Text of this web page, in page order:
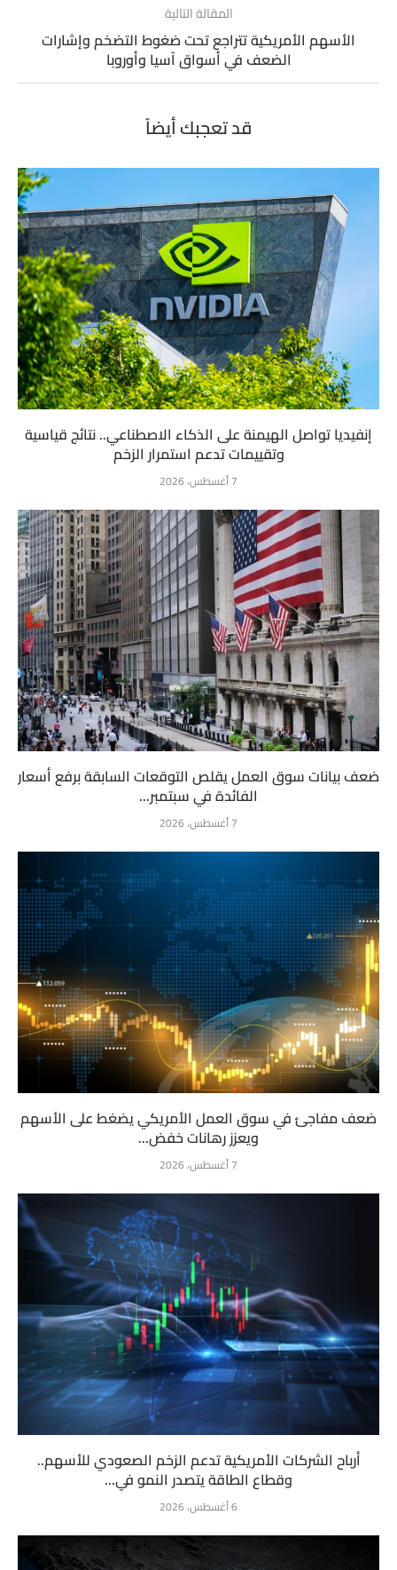
المقالة التالية
الأسهم الأمريكية تتراجع تحت ضغوط التضخم وإشارات
الضعف في أسواق آسيا وأوروبا
قد تعجبك أيضاً
إنفيديا تواصل الهيمنة على الذكاء الاصطناعي.. نتائج قياسية
وتقييمات تدعم استمرار الزخم
7 أغسطس، 2026
ضعف بيانات سوق العمل يقلص التوقعات السابقة برفع أسعار
الفائدة في سبتمبر...
7 أغسطس، 2026
ضعف مفاجئ في سوق العمل الأمريكي يضغط على الأسهم
ويعزز رهانات خفض...
7 أغسطس، 2026
أرباح الشركات الأمريكية تدعم الزخم الصعودي للأسهم..
وقطاع الطاقة يتصدر النمو في...
6 أغسطس، 2026